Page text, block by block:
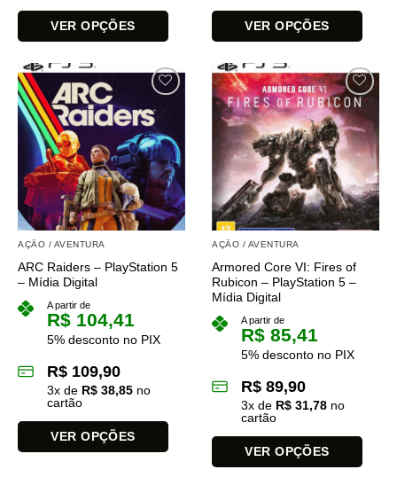
VER OPÇÕES
produto
tem
várias
variantes.
opções
podem
ser
escolhidas
do
VER OPÇÕES
produto
tem
várias
variantes.
As
opções
podem
ser
escolhidas
do
produto
AÇÃO / AVENTURA
ARC Raiders – PlayStation 5
– Mídia Digital
A partir de
R$ 104,41
5% desconto no PIX
R$ 109,90
3x de R$ 38,85 no
cartão
VER OPÇÕES
AÇÃO / AVENTURA
Armored Core VI: Fires of
Rubicon – PlayStation 5 –
Mídia Digital
A partir de
R$ 85,41
5% desconto no PIX
R$ 89,90
3x de R$ 31,78 no
cartão
VER OPÇÕES